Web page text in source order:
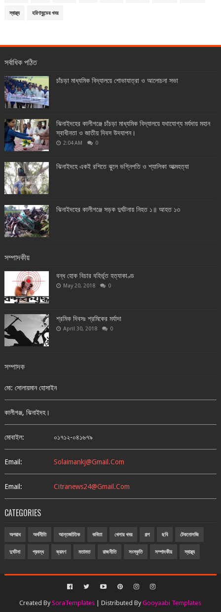
স্বাস্থ্য হরিণাকুন্ডের খবর
সর্বাধিক পঠিত
চাঁচড়া মাধ্যমিক বিদ্যালয়ে শোভাযাত্রা ও আলোচনা সভা
ঝিনাইদহের কালীগঞ্জে চাঁচড়া মাধ্যমিক বিদ্যালয়ে যথাযোগ্য মর্যদায় মহান
স্বাধীনতা ও জাতীয় দিবস উদযাপন।
2:04 AM 0
ঝিনাইদহে একই রশিতে ঝুলে ভগ্নিপতি ও শ্যালিকা আত্মহত্যা
ঝিনাইদহের কালীগঞ্জে সড়ক দুর্ঘটনায় নিহত ১॥ আহত ১৩
সম্পাদকীয়
বন্ধ হোক বিচার বহির্ভূত হত্যাকাণ্ড
May 20, 2018 0
শ্রমিক দিবসঃ শ্রমিকের মর্যাদা
April 30, 2018 0
সম্পাদক
মো: সোলায়মান হোসাইন
কালীগঞ্জ, ঝিনাইদহ।
মোবাইল: ০১৭১২-০৪১৬৭৯
Email: Solaimankj@gmail.com
Email: Citranews24@gmail.com
CATEGORIES
অপরাধ অর্থনীতি আন্তর্জাতিক কবিতা খেলার খবর গল্প ছবি টেকনোলজি
দুর্ঘটনা প্রবন্ধ ভ্রমণ মতামত রাজনীতি সংস্কৃতি সম্পাদকীয় স্বাস্থ্য
Created BySoraTemplates | Distributed ByGooyaabi Templates